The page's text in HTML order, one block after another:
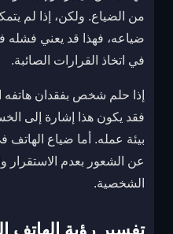
من الضياع. ولكن، إذا لم
ضياعه، فهذا قد يعني فشله
في اتخاذ القرارات الصائبة.
إذا حلم شخص بفقدان
فقد يكون هذا إشارة إلى
بيئة عمله. أما ضياع الهاتف
عن الشعور بعدم الاستقرار
الشخصية.
تفسير رؤية الهاتف